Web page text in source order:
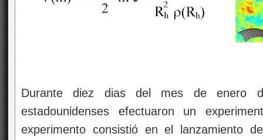
Durante diez dias del mes de enero
estadounidenses efectuaron un
experimento consistió en el lanzamiento